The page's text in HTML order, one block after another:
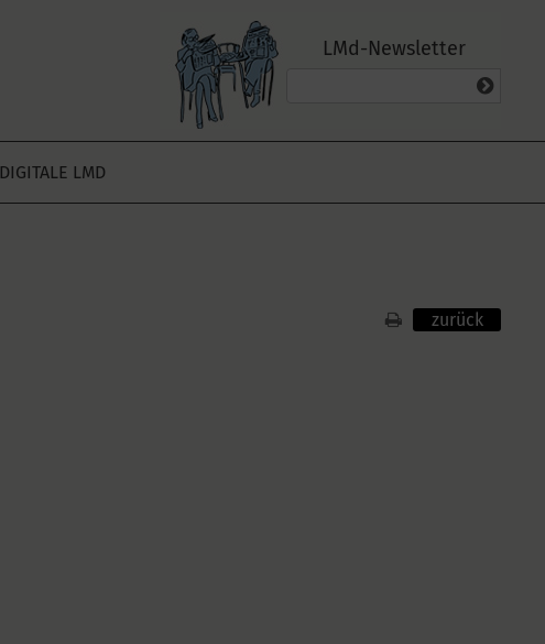
LMd-Newsletter
DIGITALE LMD
zurück